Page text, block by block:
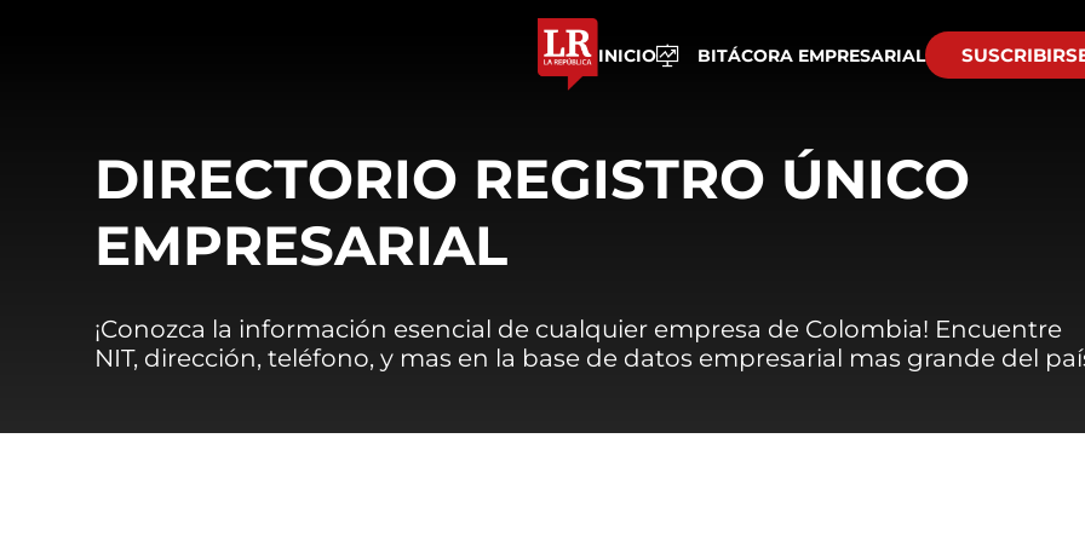
INICIO BITÁCORA EMPRESARIAL
DIRECTORIO REGISTRO ÚNICO
EMPRESARIAL
¡Conozca la información esencial de cualquier empresa de Colombia! Encuentre
NIT, dirección, teléfono, y mas en la base de datos empresarial mas grande del